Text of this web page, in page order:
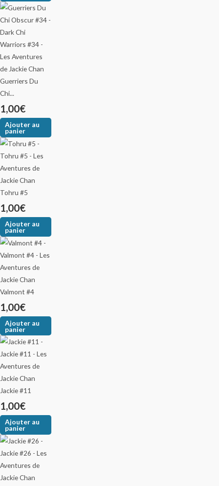
Guerriers Du
Chi...
1,00€
Ajouter au
panier
Tohru #5
1,00€
Ajouter au
panier
Valmont #4
1,00€
Ajouter au
panier
Jackie #11
1,00€
Ajouter au
panier